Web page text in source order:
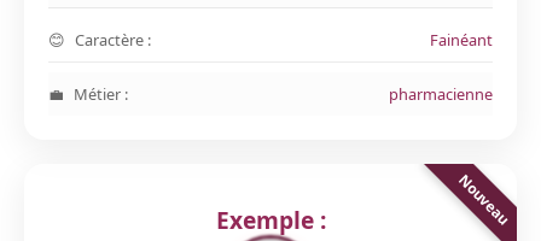
Caractère : Fainéant
Métier : pharmacienne
Exemple :